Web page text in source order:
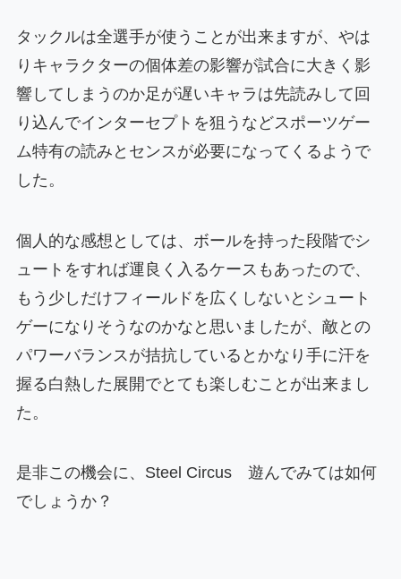
タックルは全選手が使うことが出来ますが、やは
りキャラクターの個体差の影響が試合に大きく影
響してしまうのか足が遅いキャラは先読みして回
り込んでインターセプトを狙うなどスポーツゲー
ム特有の読みとセンスが必要になってくるようで
した。
個人的な感想としては、ボールを持った段階でシ
ュートをすれば運良く入るケースもあったので、
もう少しだけフィールドを広くしないとシュート
ゲーになりそうなのかなと思いましたが、敵との
パワーバランスが拮抗しているとかなり手に汗を
握る白熱した展開でとても楽しむことが出来まし
た。
是非この機会に、Steel Circus 遊んでみては如何
でしょうか？